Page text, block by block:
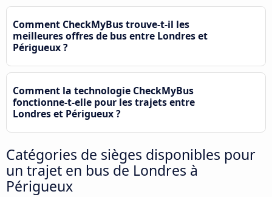
Comment CheckMyBus trouve-t-il les
meilleures offres de bus entre Londres et
Périgueux ?
Comment la technologie CheckMyBus
fonctionne-t-elle pour les trajets entre
Londres et Périgueux ?
Catégories de sièges disponibles pour
un trajet en bus de Londres à
Périgueux